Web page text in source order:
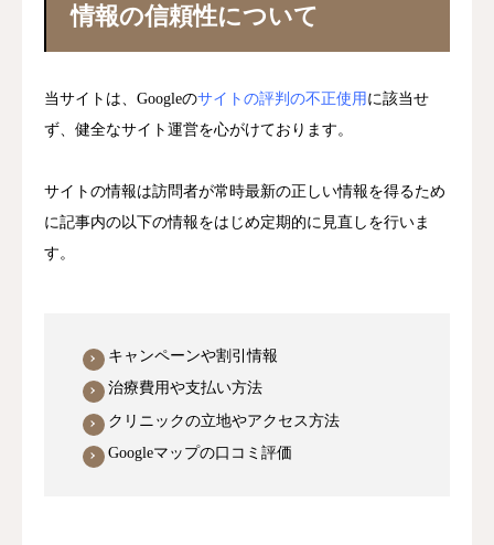
情報の信頼性について
当サイトは、Googleのサイトの評判の不正使用 に該当せ
ず、健全なサイト運営を心がけております。
サイトの情報は訪問者が常時最新の正しい情報を得るため
に記事内の以下の情報をはじめ定期的に見直しを行いま
す。
キャンペーンや割引情報
治療費用や支払い方法
クリニックの立地やアクセス方法
Googleマップの口コミ評価